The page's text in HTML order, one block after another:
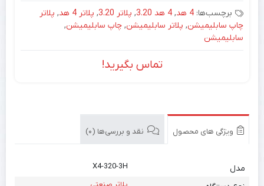
برچسب‌ها: 4 هد , 4 هد 3.20 , پلاتر 3.20 , پلاتر 4 هد , پلاتر
چاپ سابلیمیشن, پلاتر سابلیمیشن, چاپ سابلیمیشن,
سابلیمیشن
تماس بگیرید!
ویژگی های محصول نقد و بررسی‌ها (0)
مدل X4-320-3H